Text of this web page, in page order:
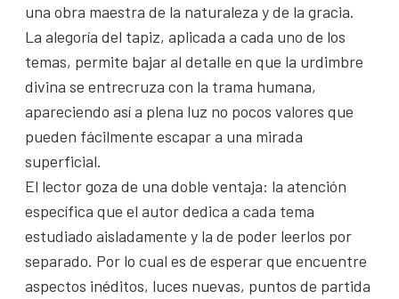
una obra maestra de la naturaleza y de la gracia.
La alegoría del tapiz, aplicada a cada uno de los
temas, permite bajar al detalle en que la urdimbre
divina se entrecruza con la trama humana,
apareciendo así a plena luz no pocos valores que
pueden fácilmente escapar a una mirada
superficial.
El lector goza de una doble ventaja: la atención
específica que el autor dedica a cada tema
estudiado aisladamente y la de poder leerlos por
separado. Por lo cual es de esperar que encuentre
aspectos inéditos, luces nuevas, puntos de partida